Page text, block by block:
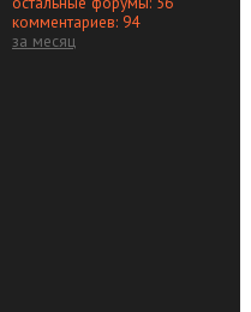
комментариев: 94
за месяц